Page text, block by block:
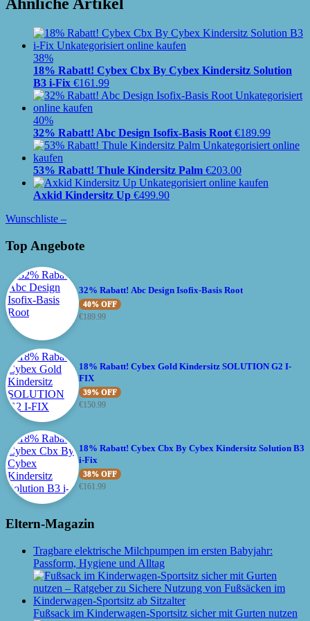
Ähnliche Artikel
38%
18% Rabatt! Cybex Cbx By Cybex Kindersitz Solution
B3 i-Fix €161.99
40%
32% Rabatt! Abc Design Isofix-Basis Root €189.99
53% Rabatt! Thule Kindersitz Palm €203.00
Axkid Kindersitz Up €499.90
Wunschliste –
Top Angebote
32% Rabatt! Abc Design Isofix-Basis Root
40% OFF
€189.99
18% Rabatt! Cybex Gold Kindersitz SOLUTION G2 I-
FIX
39% OFF
€150.99
18% Rabatt! Cybex Cbx By Cybex Kindersitz Solution B3
i-Fix
38% OFF
€161.99
Eltern-Magazin
Tragbare elektrische Milchpumpen im ersten Babyjahr:
Passform, Hygiene und Alltag
Fußsack im Kinderwagen-Sportsitz sicher mit Gurten nutzen